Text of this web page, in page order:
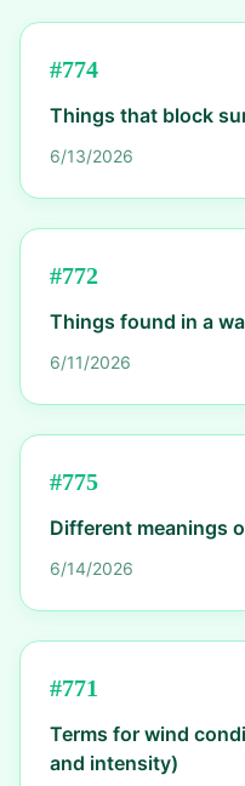
#774
Things that block
6/13/2026
#772
Things found in a
6/11/2026
#775
Different meanings
6/14/2026
#771
Terms for wind
and intensity)